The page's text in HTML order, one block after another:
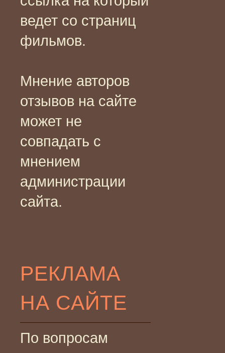
ведет со страниц
фильмов.
Мнение авторов
отзывов на сайте
может не
совпадать с
мнением
администрации
сайта.
РЕКЛАМА
НА САЙТЕ
По вопросам